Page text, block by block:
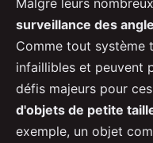
surveillance des
Comme tout système
infaillibles et peuvent
défis majeurs pour
d'objets de petite
exemple, un objet